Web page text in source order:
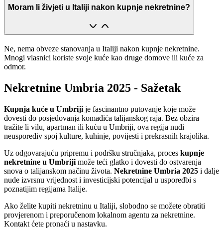
Moram li živjeti u Italiji nakon kupnje nekretnine?
Ne, nema obveze stanovanja u Italiji nakon kupnje nekretnine.
Mnogi vlasnici koriste svoje kuće kao druge domove ili kuće za
odmor.
Nekretnine Umbria 2025 - Sažetak
Kupnja kuće u Umbriji je fascinantno putovanje koje može
dovesti do posjedovanja komadića talijanskog raja. Bez obzira
tražite li vilu, apartman ili kuću u Umbriji, ova regija nudi
neusporediv spoj kulture, kuhinje, povijesti i prekrasnih krajolika.
Uz odgovarajuću pripremu i podršku stručnjaka, proces kupnje
nekretnine u Umbriji može teći glatko i dovesti do ostvarenja
snova o talijanskom načinu života. Nekretnine Umbria 2025 i dalje
nude izvrsnu vrijednost i investicijski potencijal u usporedbi s
poznatijim regijama Italije.
Ako želite kupiti nekretninu u Italiji, slobodno se možete obratiti
provjerenom i preporučenom lokalnom agentu za nekretnine.
Kontakt ćete pronaći u nastavku.